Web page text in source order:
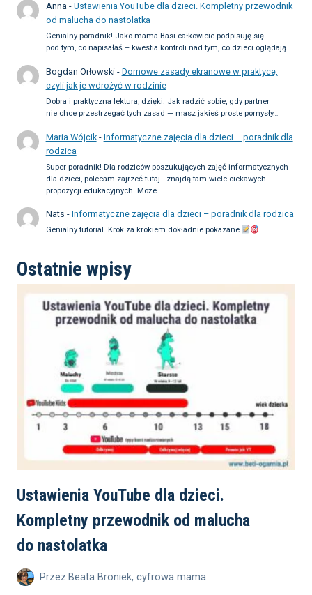
Anna- Ustawienia YouTube dla dzieci. Kompletny przewodnik
od malucha do nastolatka
Genialny poradnik! Jako mama Basi całkowicie podpisuję się
pod tym, co napisałaś – kwestia kontroli nad tym, co dzieci oglądają…
Bogdan Orłowski- Domowe zasady ekranowe w praktyce,
czyli jak je wdrożyć w rodzinie
Dobra i praktyczna lektura, dzięki. Jak radzić sobie, gdy partner
nie chce przestrzegać tych zasad — masz jakieś proste pomysły…
Maria Wójcik- Informatyczne zajęcia dla dzieci – poradnik dla
rodzica
Super poradnik! Dla rodziców poszukujących zajęć informatycznych
dla dzieci, polecam zajrzeć tutaj - znajdą tam wiele ciekawych
propozycji edukacyjnych. Może…
Nats - Informatyczne zajęcia dla dzieci – poradnik dla rodzica
Genialny tutorial. Krok za krokiem dokładnie pokazane
Ostatnie wpisy
Ustawienia YouTube dla dzieci.
Kompletny przewodnik od malucha
do nastolatka
Przez Beata Broniek, cyfrowa mama